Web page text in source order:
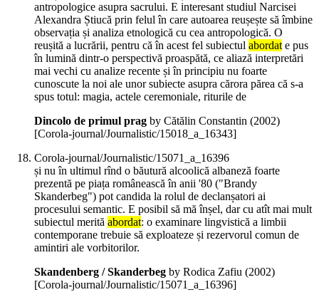
antropologice asupra sacrului. E interesant studiul Narcisei
Alexandra Știucă prin felul în care autoarea reușește să îmbine
observația și analiza etnologică cu cea antropologică. O
reușită a lucrării, pentru că în acest fel subiectul abordate pus
în lumină dintr-o perspectivă proaspătă, ce aliază interpretări
mai vechi cu analize recente și în principiu nu foarte
cunoscute la noi ale unor subiecte asupra cărora părea că s-a
spus totul: magia, actele ceremoniale, riturile de
Dincolo de primul prag by Cătălin Constantin (2002)
[Corola-journal/Journalistic/15018_a_16343]
Corola-journal/Journalistic/15071_a_16396
și nu în ultimul rînd o băutură alcoolică albaneză foarte
prezentă pe piața românească în anii '80 ("Brandy
Skanderbeg") pot candida la rolul de declanșatori ai
procesului semantic. E posibil să mă înșel, dar cu atît mai mult
subiectul merită abordat: o examinare lingvistică a limbii
contemporane trebuie să exploateze și rezervorul comun de
amintiri ale vorbitorilor.
Skandenberg / Skanderbeg by Rodica Zafiu (2002)
[Corola-journal/Journalistic/15071_a_16396]